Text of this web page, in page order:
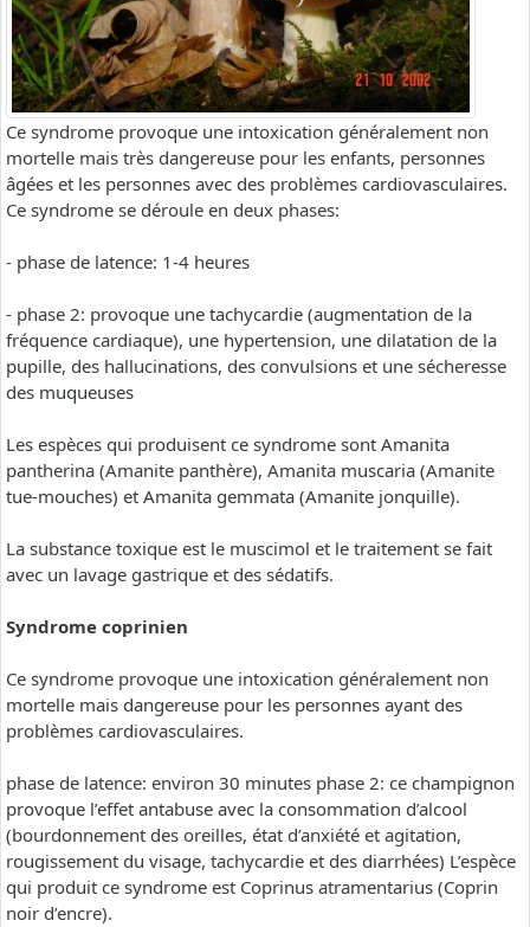
Ce syndrome provoque une intoxication généralement non
mortelle mais très dangereuse pour les enfants, personnes
âgées et les personnes avec des problèmes cardiovasculaires.
Ce syndrome se déroule en deux phases:
- phase de latence: 1-4 heures
- phase 2: provoque une tachycardie (augmentation de la
fréquence cardiaque), une hypertension, une dilatation de la
pupille, des hallucinations, des convulsions et une sécheresse
des muqueuses
Les espèces qui produisent ce syndrome sont Amanita
pantherina (Amanite panthère), Amanita muscaria (Amanite
tue-mouches) et Amanita gemmata (Amanite jonquille).
La substance toxique est le muscimol et le traitement se fait
avec un lavage gastrique et des sédatifs.
Syndrome coprinien
Ce syndrome provoque une intoxication généralement non
mortelle mais dangereuse pour les personnes ayant des
problèmes cardiovasculaires.
phase de latence: environ 30 minutes phase 2: ce champignon
provoque l’effet antabuse avec la consommation d’alcool
(bourdonnement des oreilles, état d’anxiété et agitation,
rougissement du visage, tachycardie et des diarrhées) L’espèce
qui produit ce syndrome est Coprinus atramentarius (Coprin
noir d’encre).